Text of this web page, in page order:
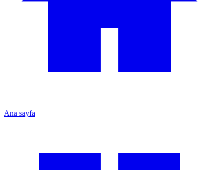
Ana sayfa